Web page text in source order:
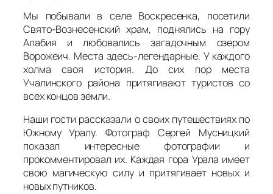
Мы побывали в селе Воскресенка, посетили
Свято-Вознесенский храм, поднялись на гору
Алабия и любовались загадочным озером
Ворожеич. Места здесь-легендарные. У каждого
холма своя история. До сих пор места
Учалинского района притягивают туристов со
всех концов земли.
Наши гости рассказали о своих путешествиях по
Южному Уралу. Фотограф Сергей Мусницкий
показал интересные фотографии и
прокомментировал их. Каждая гора Урала имеет
свою магическую силу и притягивает новых и
новых путников.